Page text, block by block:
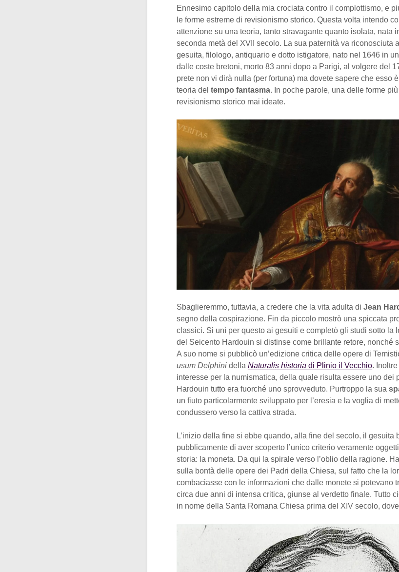
Ennesimo capitolo della mia crociata contro il complottismo, e
le forme estreme di revisionismo storico. Questa volta intendo
attenzione su una teoria, tanto stravagante quanto isolata, nata
seconda metà del XVII secolo. La sua paternità va riconosciuta
gesuita, filologo, antiquario e dotto istigatore, nato nel 1646 in
dalle coste bretoni, morto 83 anni dopo a Parigi, al volgere del
prete non vi dirà nulla (per fortuna) ma dovete sapere che esso
teoria del tempo fantasma. In poche parole, una delle forme
revisionismo storico mai ideate.
Sbaglieremmo, tuttavia, a credere che la vita adulta di Jean
segno della cospirazione. Fin da piccolo mostrò una spiccata
classici. Si unì per questo ai gesuiti e completò gli studi sotto la
del Seicento Hardouin si distinse come brillante retore, nonché
A suo nome si pubblicò un’edizione critica delle opere di
usum Delphini della Naturalis historia di Plinio il Vecchio.
interesse per la numismatica, della quale risulta essere uno dei
Hardouin tutto era fuorché uno sprovveduto. Purtroppo la sua
un fiuto particolarmente sviluppato per l’eresia e la voglia di
condussero verso la cattiva strada.
L’inizio della fine si ebbe quando, alla fine del secolo, il gesuita
pubblicamente di aver scoperto l’unico criterio veramente
storia: la moneta. Da qui la spirale verso l’oblio della ragione.
sulla bontà delle opere dei Padri della Chiesa, sul fatto che la
combaciasse con le informazioni che dalle monete si potevano
circa due anni di intensa critica, giunse al verdetto finale. Tutto
in nome della Santa Romana Chiesa prima del XIV secolo,